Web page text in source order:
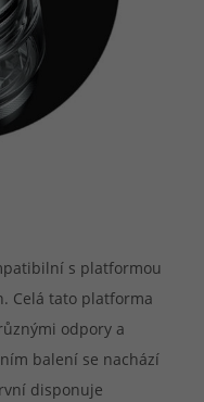
s platformou
Celá tato platforma
odpory a
balení se nachází
disponuje